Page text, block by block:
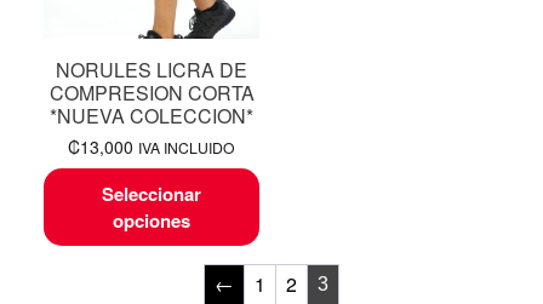
NORULES LICRA DE
COMPRESION CORTA
*NUEVA COLECCION*
₡13,000 IVA INCLUIDO
Seleccionar
opciones
← 1 2 3